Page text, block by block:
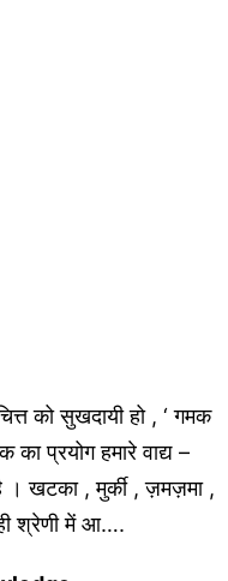
को सुखदायी हो , ‘ गमक
प्रयोग हमारे वाद्य –
खटका , मुर्की , ज़मज़मा ,
श्रेणी में आ….